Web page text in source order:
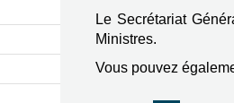
Le Secrétariat
Ministres.
Vous pouvez